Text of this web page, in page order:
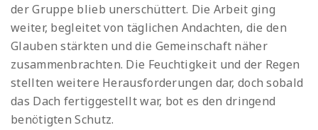
der Gruppe blieb unerschüttert. Die Arbeit ging
weiter, begleitet von täglichen Andachten, die den
Glauben stärkten und die Gemeinschaft näher
zusammenbrachten. Die Feuchtigkeit und der Regen
stellten weitere Herausforderungen dar, doch sobald
das Dach fertiggestellt war, bot es den dringend
benötigten Schutz.